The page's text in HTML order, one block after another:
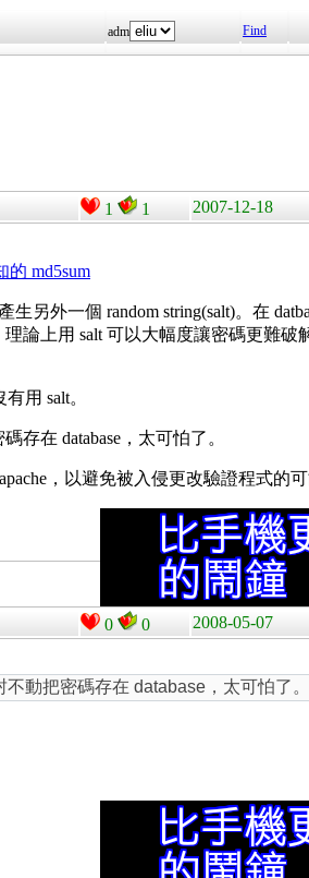
adm Find
1 1 2007-12-18
的 md5sum
另外一個 random string(salt)。在
理論上用 salt 可以大幅度讓密碼更難破
用 salt。
在 database，太可怕了。
，以避免被入侵更改驗證程式的可
0 0 2008-05-07
動把密碼存在 database，太可怕了。